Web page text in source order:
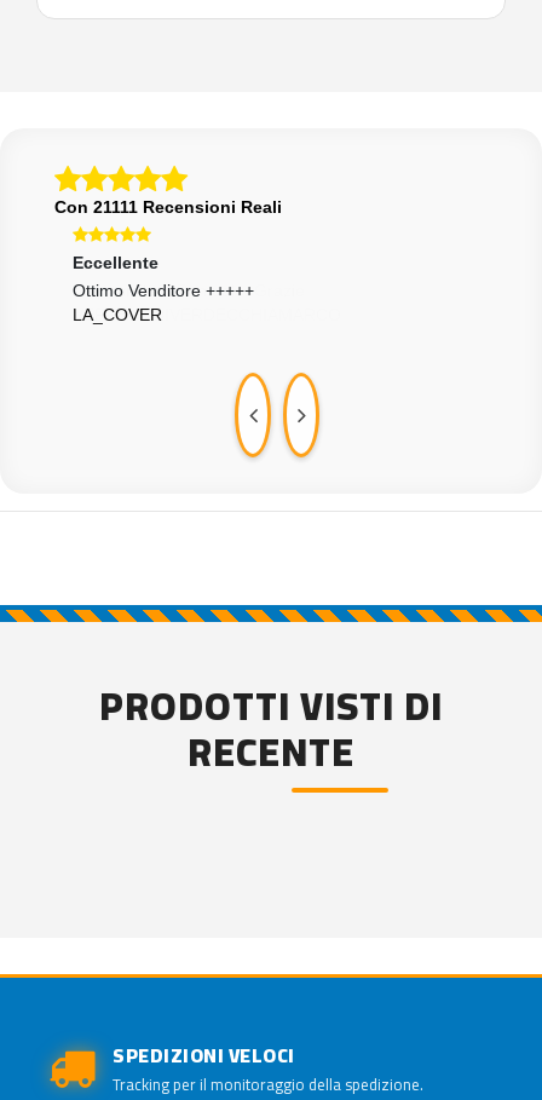
Con 21111 Recensioni Reali
Eccellente
Ottimo Venditore +++++
LA_COVER
PRODOTTI VISTI DI
RECENTE
SPEDIZIONI VELOCI
Tracking per il monitoraggio della spedizione.